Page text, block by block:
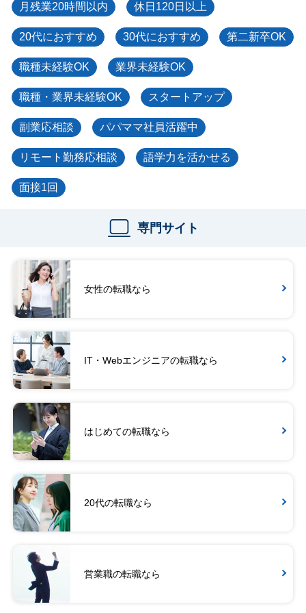
月残業20時間以内 休日120日以上
20代におすすめ 30代におすすめ 第二新卒OK
職種未経験OK 業界未経験OK
職種・業界未経験OK スタートアップ
副業応相談 パパママ社員活躍中
リモート勤務応相談 語学力を活かせる
面接1回
専門サイト
女性の転職なら
IT・Webエンジニアの転職なら
はじめての転職なら
20代の転職なら
営業職の転職なら